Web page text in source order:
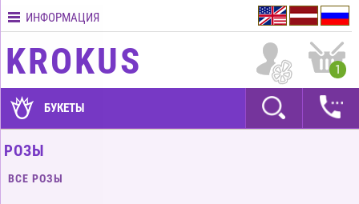
Контакты
Условия
ГАРАНТИИ
оплатить?
Как
ИНФОРМАЦИЯ
KROKUS 1
БУКЕТЫ
РОЗЫ
ВСЕ РОЗЫ